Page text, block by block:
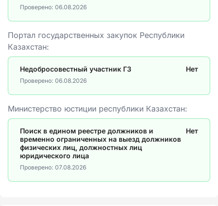
Проверено: 06.08.2026
Портал государственных закупок Республики
Казахстан:
Недобросовестный участник ГЗ Нет
Проверено: 06.08.2026
Министерство юстиции республики Казахстан:
Поиск в едином реестре должников и
временно ограниченных на выезд должников
физических лиц, должностных лиц
юридического лица
Нет
Проверено: 07.08.2026